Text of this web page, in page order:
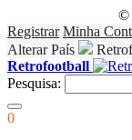
©
Registrar Minha
Alterar País
Retrofootball
Pesquisa:
0